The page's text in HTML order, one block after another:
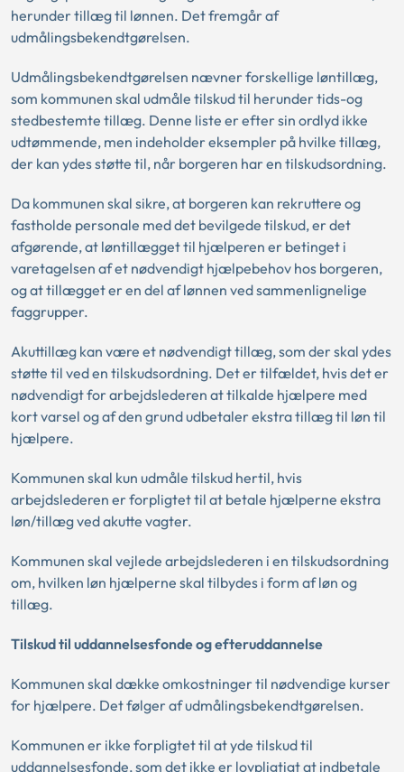
herunder tillæg til lønnen. Det fremgår af
udmålingsbekendtgørelsen.
Udmålingsbekendtgørelsen nævner forskellige løntillæg,
som kommunen skal udmåle tilskud til herunder tids-og
stedbestemte tillæg. Denne liste er efter sin ordlyd ikke
udtømmende, men indeholder eksempler på hvilke tillæg,
der kan ydes støtte til, når borgeren har en tilskudsordning.
Da kommunen skal sikre, at borgeren kan rekruttere og
fastholde personale med det bevilgede tilskud, er det
afgørende, at løntillægget til hjælperen er betinget i
varetagelsen af et nødvendigt hjælpebehov hos borgeren,
og at tillægget er en del af lønnen ved sammenlignelige
faggrupper.
Akuttillæg kan være et nødvendigt tillæg, som der skal ydes
støtte til ved en tilskudsordning. Det er tilfældet, hvis det er
nødvendigt for arbejdslederen at tilkalde hjælpere med
kort varsel og af den grund udbetaler ekstra tillæg til løn til
hjælpere.
Kommunen skal kun udmåle tilskud hertil, hvis
arbejdslederen er forpligtet til at betale hjælperne ekstra
løn/tillæg ved akutte vagter.
Kommunen skal vejlede arbejdslederen i en tilskudsordning
om, hvilken løn hjælperne skal tilbydes i form af løn og
tillæg.
Tilskud til uddannelsesfonde og efteruddannelse
Kommunen skal dække omkostninger til nødvendige kurser
for hjælpere. Det følger af udmålingsbekendtgørelsen.
Kommunen er ikke forpligtet til at yde tilskud til
uddannelsesfonde, som det ikke er lovpligtigt at indbetale